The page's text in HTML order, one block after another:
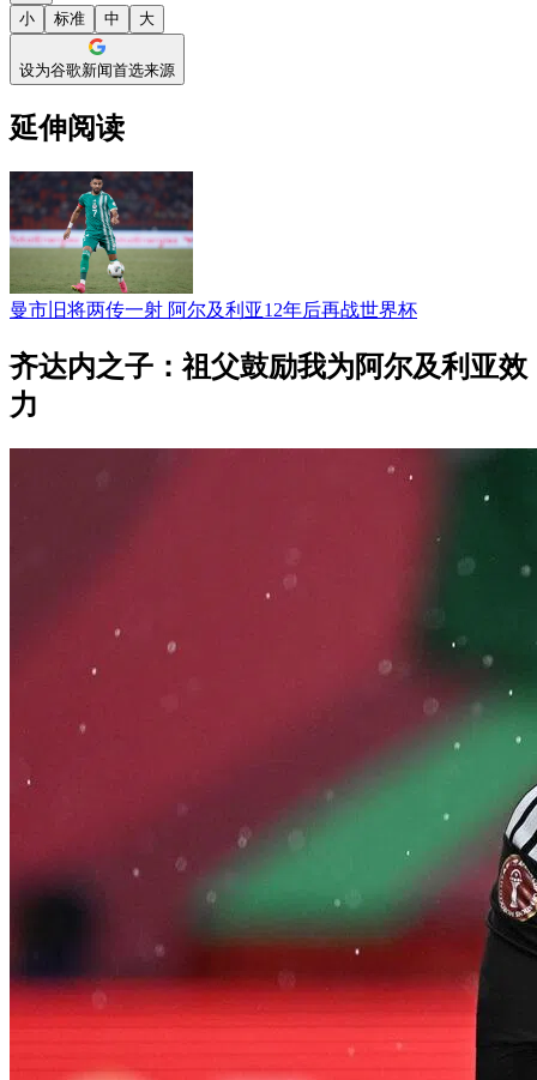
小 标准 中 大
设为谷歌新闻首选来源
延伸阅读
曼市旧将两传一射 阿尔及利亚12年后再战世界杯
齐达内之子：祖父鼓励我为阿尔及利亚效
力